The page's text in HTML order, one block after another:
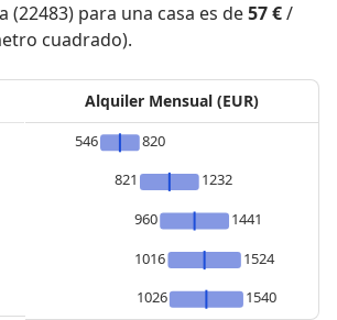
(22483) para una casa es de57 €/
cuadrado).
Alquiler Mensual (EUR)
546
820
821
1232
960
1441
1016
1524
1026
1540